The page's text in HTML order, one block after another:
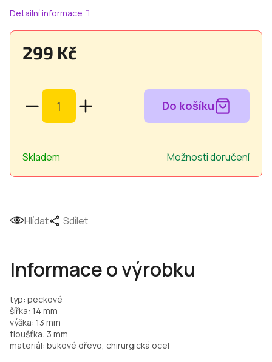
Detailní informace
Hlídat Sdílet
299 Kč
Skladem Možnosti doručení
Informace o výrobku
typ: peckové
šířka: 14 mm
výška: 13 mm
tloušťka: 3 mm
materiál: bukové dřevo, chirurgická ocel